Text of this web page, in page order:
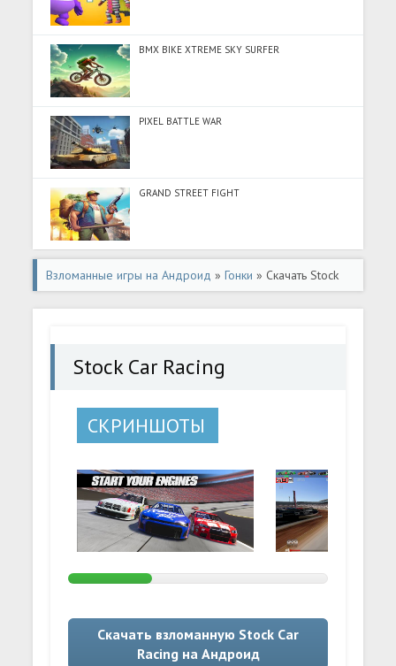
BMX BIKE XTREME SKY SURFER
PIXEL BATTLE WAR
GRAND STREET FIGHT
Взломанные игры на Андроид »Гонки » Скачать Stock
Car Racing (Разблокировано все) на Андроид
Stock Car Racing
СКРИНШОТЫ
Скачать взломанную Stock Car
Racing на Андроид